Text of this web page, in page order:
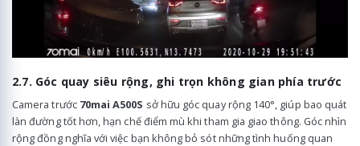
2.7. Góc quay siêu rộng, ghi trọn không gian phía trước
Camera trước 70mai A500S sở hữu góc quay rộng 140°, giúp bao quát
làn đường tốt hơn, hạn chế điểm mù khi tham gia giao thông. Góc nhìn
rộng đồng nghĩa với việc bạn không bỏ sót những tình huống quan